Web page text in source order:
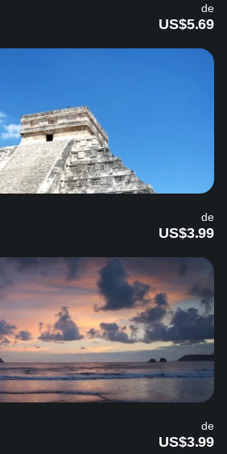
de
US$5.69
de
US$3.99
de
US$3.99